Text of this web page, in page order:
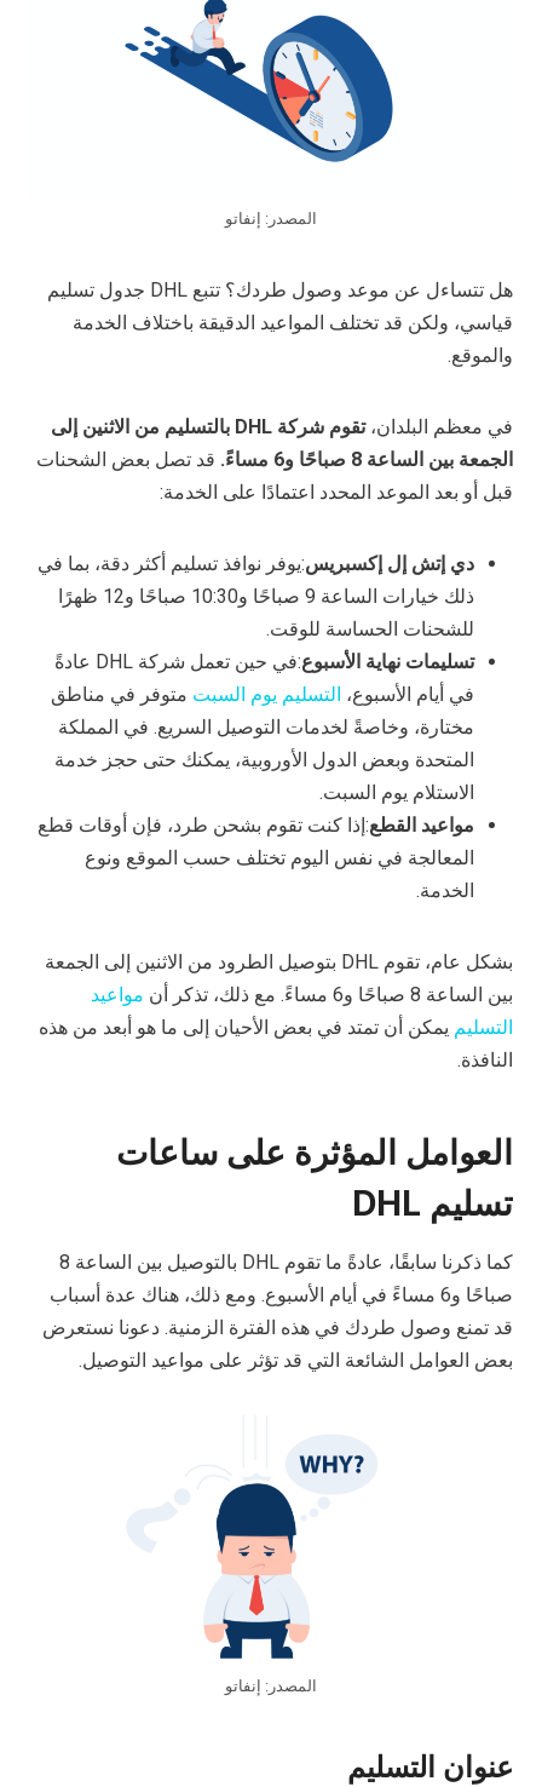
المصدر: إنفاتو
هل تتساءل عن موعد وصول طردك؟ تتبع DHL جدول تسليم
قياسي، ولكن قد تختلف المواعيد الدقيقة باختلاف الخدمة
والموقع.
في معظم البلدان،
تقوم شركة DHL بالتسليم من الاثنين إلى
الجمعة بين الساعة 8 صباحًا و6 مساءً.
قد تصل بعض الشحنات
قبل أو بعد الموعد المحدد اعتمادًا على الخدمة:
دي إتش إل إكسبريس:يوفر نوافذ تسليم أكثر دقة، بما في
ذلك خيارات الساعة 9 صباحًا و10:30 صباحًا و12 ظهرًا
للشحنات الحساسة للوقت.
تسليمات نهاية الأسبوع
:في حين تعمل شركة DHL عادةً
في أيام الأسبوع، التسليم يوم السبت متوفر في مناطق
مختارة، وخاصةً لخدمات التوصيل السريع. في المملكة
المتحدة وبعض الدول الأوروبية، يمكنك حتى حجز خدمة
الاستلام يوم السبت.
مواعيد القطع:إذا كنت تقوم بشحن طرد، فإن أوقات قطع
المعالجة في نفس اليوم تختلف حسب الموقع ونوع
الخدمة.
بشكل عام، تقوم DHL بتوصيل الطرود من الاثنين إلى الجمعة
بين الساعة 8 صباحًا و6 مساءً. مع ذلك، تذكر أن
مواعيد
التسليم يمكن أن تمتد في بعض الأحيان إلى ما هو أبعد من هذه
النافذة.
العوامل المؤثرة على ساعات
تسليم DHL
كما ذكرنا سابقًا، عادةً ما تقوم DHL بالتوصيل بين الساعة 8
صباحًا و6 مساءً في أيام الأسبوع. ومع ذلك، هناك عدة أسباب
قد تمنع وصول طردك في هذه الفترة الزمنية. دعونا نستعرض
بعض العوامل الشائعة التي قد تؤثر على مواعيد التوصيل.
المصدر: إنفاتو
عنوان التسليم